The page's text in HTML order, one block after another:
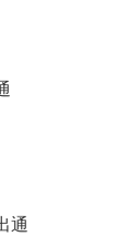
通